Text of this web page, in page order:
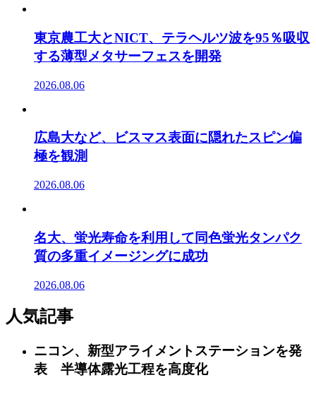
東京農工大とNICT、テラヘルツ波を95％吸収
する薄型メタサーフェスを開発
2026.08.06
広島大など、ビスマス表面に隠れたスピン偏
極を観測
2026.08.06
名大、蛍光寿命を利用して同色蛍光タンパク
質の多重イメージングに成功
2026.08.06
人気記事
ニコン、新型アライメントステーションを発
表 半導体露光工程を高度化